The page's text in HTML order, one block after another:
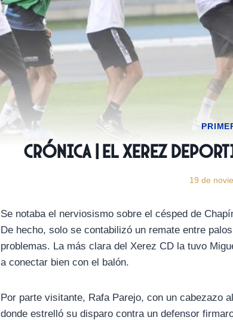
CRÓNICA | El Xerez
19 de
Se notaba el nerviosismo sobre el césped de
De hecho, solo se contabilizó un remate entre
problemas. La más clara del Xerez CD la tuvo
a conectar bien con el balón.
Por parte visitante, Rafa Parejo, con un cabezazo
donde estrelló su disparo contra un defensor